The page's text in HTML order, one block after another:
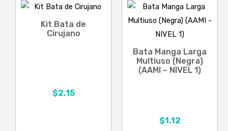
Kit Bata de
Cirujano
$2.15
Bata Manga Larga
Multiuso (Negra)
(AAMI – NIVEL 1)
$1.12